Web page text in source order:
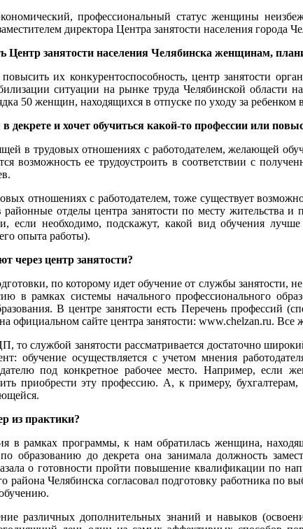
профессиональный статус женщины
директора Центра занятости населения
занятости населения Челябинска женщинам,
их конкурентоспособность, центр занятости
ситуации на рынке труда Челябинской области
50 женщин, находящихся в отпуске по уходу за
декрете и хочет обучиться какой-то профессии или
в трудовых отношениях с работодателем, желающей
возможность ее трудоустроить в соответствии с
отношениях с работодателем, тоже существует
районные отделы центра занятости по месту жительства
и, если необходимо, подскажут, какой вид обучения
опыта работы).
через центр занятости?
по которому идет обучение от службы занятости,
в рамках системы начального профессионального
В центре занятости есть Перечень профессий
официальном сайте центра занятости: www.chelzan.ru.
службой занятости рассматривается достаточно
обучение осуществляется с учетом мнения
под конкретное рабочее место. Например, если
приобрести эту профессию. А, к примеру,
из практики?
в рамках программы, к нам обратилась женщина,
до декрета она занимала должность
о готовности пройти повышение квалификации по
района Челябинска согласовал подготовку работника по
различных дополнительных знаний и навыков